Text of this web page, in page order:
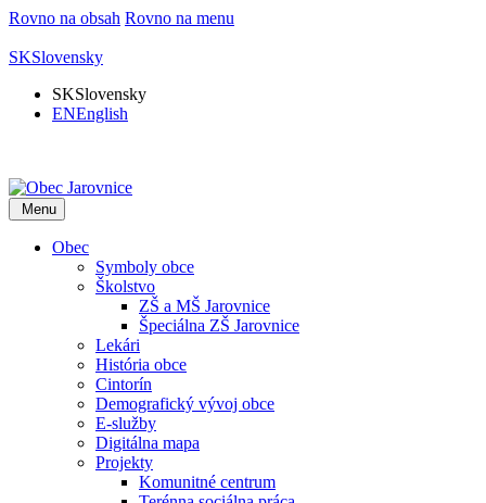
Rovno na obsah Rovno na menu
SKSlovensky
SKSlovensky
ENEnglish
Menu
Obec
Symboly obce
Školstvo
ZŠ a MŠ Jarovnice
Špeciálna ZŠ Jarovnice
Lekári
História obce
Cintorín
Demografický vývoj obce
E-služby
Digitálna mapa
Projekty
Komunitné centrum